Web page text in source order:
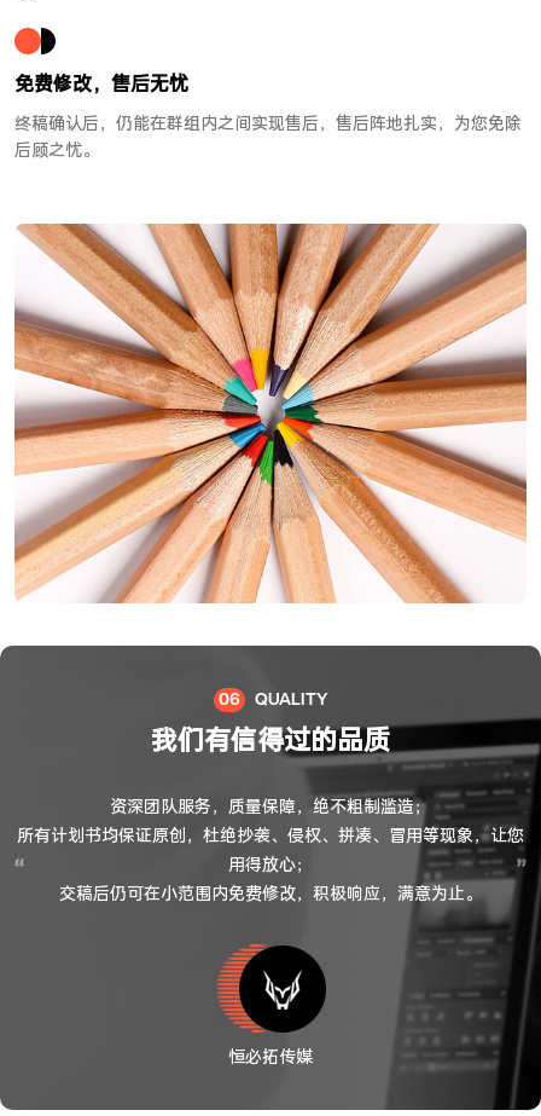
免费修改，售后无忧
终稿确认后，仍能在群组内之间实现售后，售后阵地扎实，为您免除
后顾之忧。
06 QUALITY
我们有信得过的品质
资深团队服务，质量保障，绝不粗制滥造；
所有计划书均保证原创，杜绝抄袭、侵权、拼凑、冒用等现象，让您
用得放心；
交稿后仍可在小范围内免费修改，积极响应，满意为止。
恒必拓传媒